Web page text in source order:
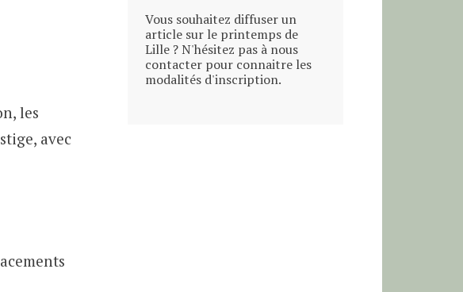
les
avec
Vous souhaitez diffuser un
article sur le printemps de
Lille ? N'hésitez pas à nous
contacter pour connaitre les
modalités d'inscription.